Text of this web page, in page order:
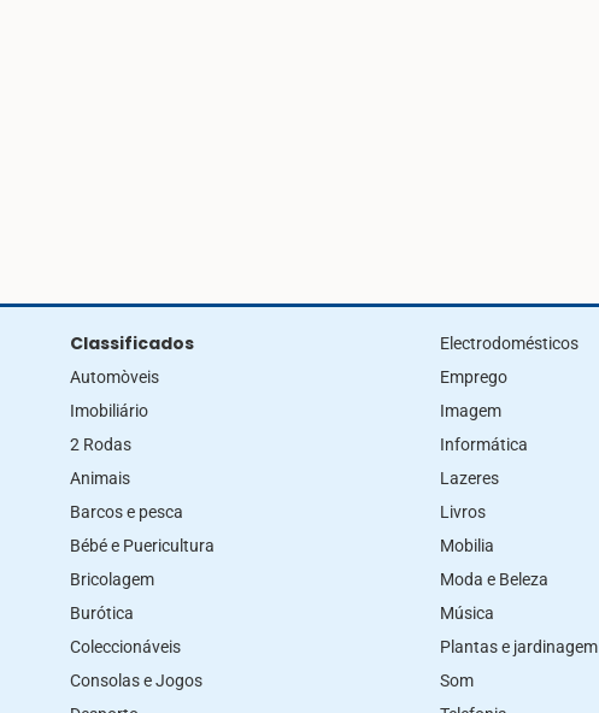
Classificados
Automòveis
Imobiliário
2 Rodas
Animais
Barcos e pesca
Bébé e Puericultura
Bricolagem
Burótica
Coleccionáveis
Consolas e Jogos
Electrodomésticos
Emprego
Imagem
Informática
Lazeres
Livros
Mobilia
Moda e Beleza
Música
Plantas e jardinagem
Som